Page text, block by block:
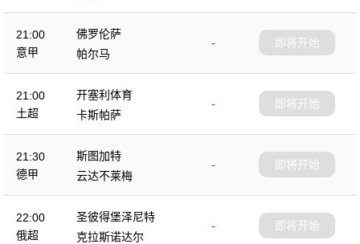
21:00
意甲
佛罗伦萨
-
帕尔马
即将开始
21:00
土超
开塞利体育
-
卡斯帕萨
即将开始
21:30
德甲
斯图加特
-
云达不莱梅
即将开始
22:00
俄超
圣彼得堡泽尼特
-
克拉斯诺达尔
即将开始